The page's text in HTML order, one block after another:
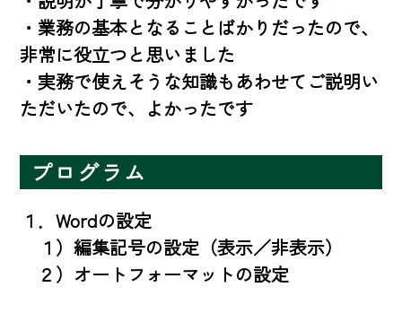
・業務の基本となることばかりだったので、
非常に役立つと思いました
・実務で使えそうな知識もあわせてご説明い
ただいたので、よかったです
プログラム
１．Wordの設定
１）編集記号の設定（表示／非表示）
２）オートフォーマットの設定